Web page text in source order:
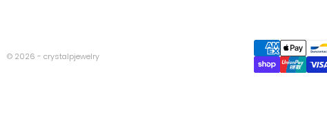
© 2026 - crystalpjewelry